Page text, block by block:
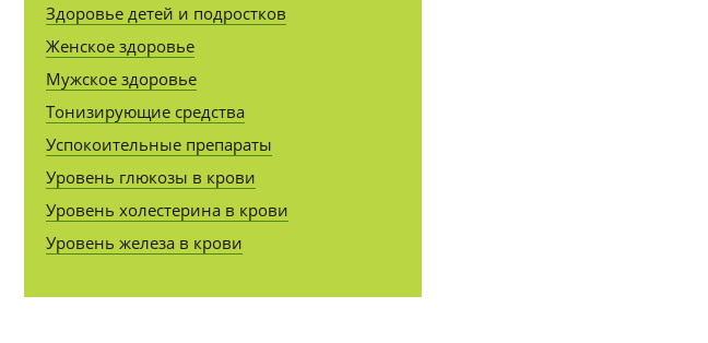
Здоровье детей и подростков
Женское здоровье
Мужское здоровье
Тонизирующие средства
Успокоительные препараты
Уровень глюкозы в крови
Уровень холестерина в крови
Уровень железа в крови